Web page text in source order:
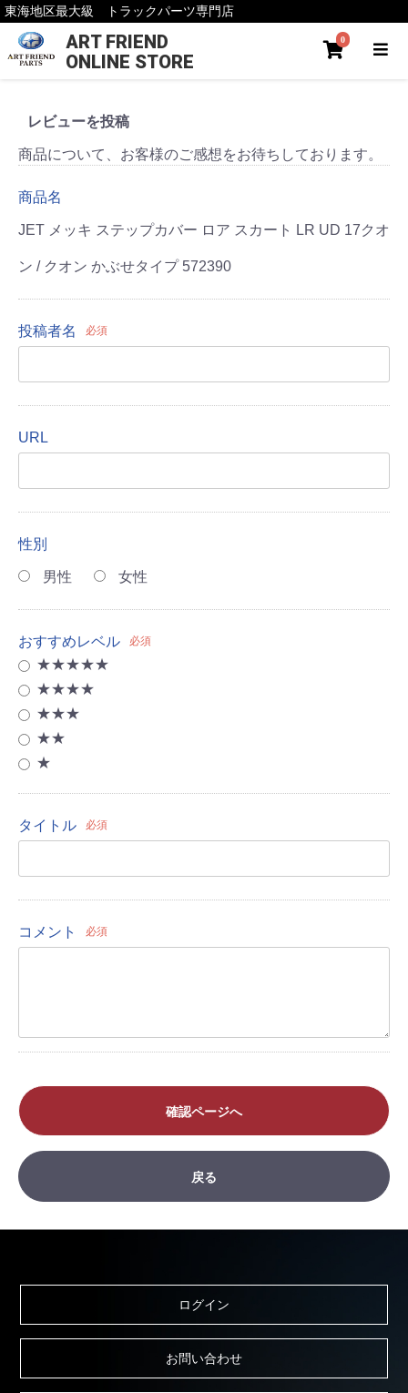
東海地区最大級 トラックパーツ専門店
ART FRIEND
ONLINE STORE
0
レビューを投稿
商品について、お客様のご感想をお待ちしております。
商品名
JET メッキ ステップカバー ロア スカート LR UD 17クオ
ン / クオン かぶせタイプ 572390
投稿者名 必須
URL
性別
男性 女性
おすすめレベル 必須
★★★★★
★★★★
★★★
★★
★
タイトル 必須
コメント 必須
確認ページへ
戻る
ログイン
お問い合わせ